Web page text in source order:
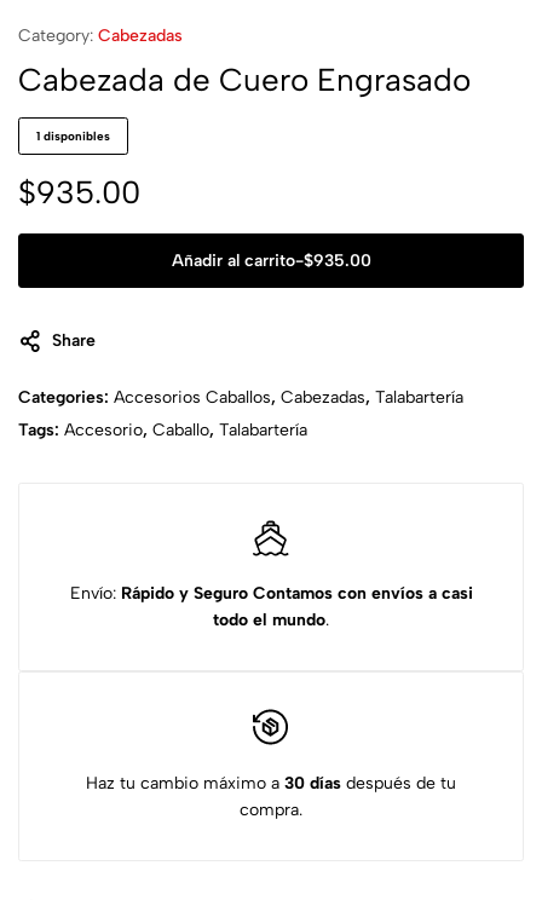
Category: Cabezadas
Cabezada de Cuero Engrasado
1 disponibles
$935.00
Añadir al carrito-$935.00
Share
Categories: Accesorios Caballos, Cabezadas, Talabartería
Tags: Accesorio, Caballo, Talabartería
Envío: Rápido y Seguro Contamos con envíos a casi
todo el mundo.
Haz tu cambio máximo a 30 días después de tu
compra.